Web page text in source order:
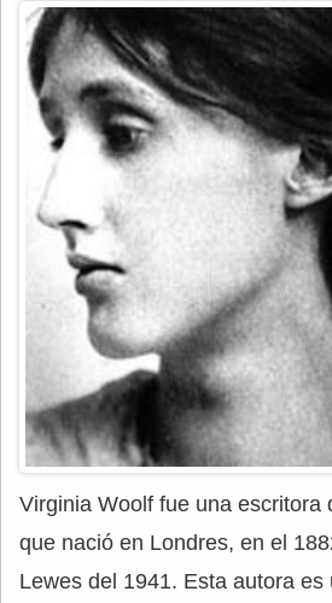
Virginia Woolf fue una escritora
que nació en Londres, en el
Lewes del 1941. Esta autora es